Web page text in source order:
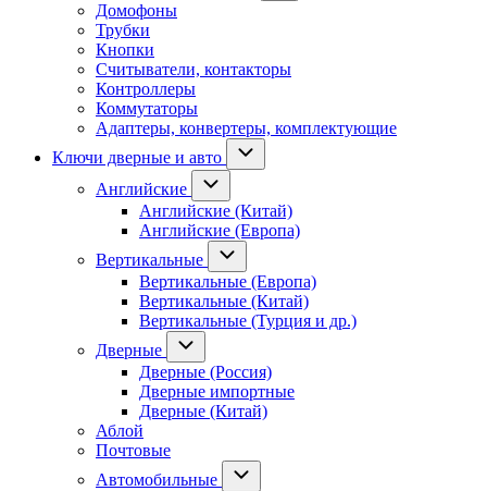
Домофоны
Трубки
Кнопки
Считыватели, контакторы
Контроллеры
Коммутаторы
Адаптеры, конвертеры, комплектующие
Ключи дверные и авто
Английские
Английские (Китай)
Английские (Европа)
Вертикальные
Вертикальные (Европа)
Вертикальные (Китай)
Вертикальные (Турция и др.)
Дверные
Дверные (Россия)
Дверные импортные
Дверные (Китай)
Аблой
Почтовые
Автомобильные